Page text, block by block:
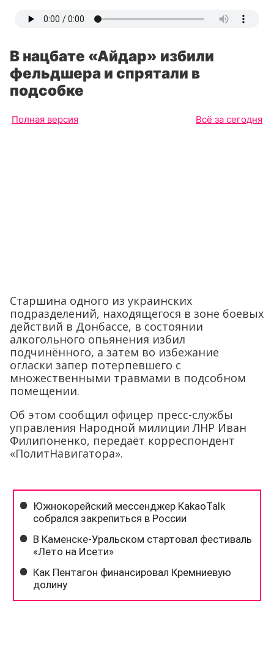
В нацбате «Айдар» избили
фельдшера и спрятали в
подсобке
Полная версия Всё за сегодня
Старшина одного из украинских
подразделений, находящегося в зоне боевых
действий в Донбассе, в состоянии
алкогольного опьянения избил
подчинённого, а затем во избежание
огласки запер потерпевшего с
множественными травмами в подсобном
помещении.
Об этом сообщил офицер пресс-службы
управления Народной милиции ЛНР Иван
Филипоненко, передаёт корреспондент
«ПолитНавигатора».